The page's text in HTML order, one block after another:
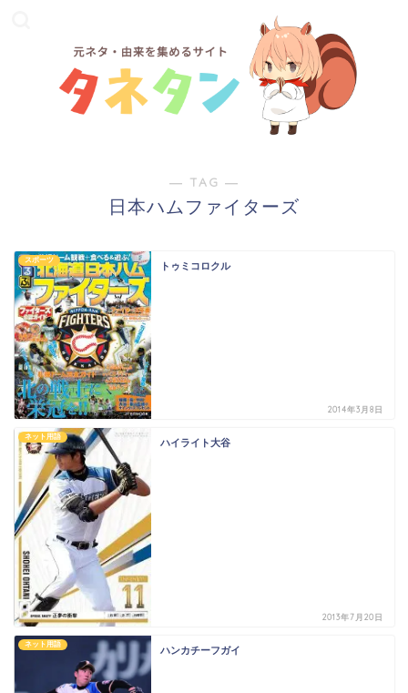
― TAG ―
日本ハムファイターズ
スポーツ
トゥミコロクル
2014年3月8日
ネット用語
ハイライト大谷
2013年7月20日
ネット用語
ハンカチーフガイ